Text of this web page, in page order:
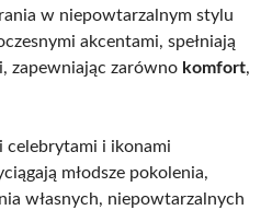
w niepowtarzalnym stylu
akcentami, spełniają
zapewniając zarówno komfort,
celebrytami i ikonami
młodsze pokolenia,
własnych, niepowtarzalnych